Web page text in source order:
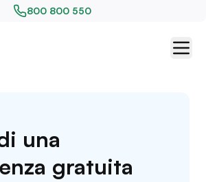
800 800 550
una
gratuita